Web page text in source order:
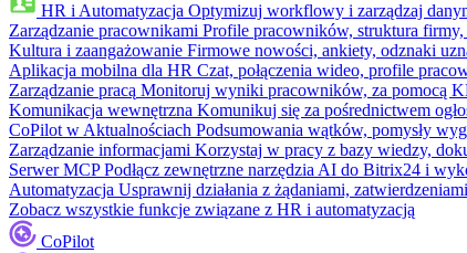
HR i Automatyzacja Optymizuj workflowy i zarządzaj
Zarządzanie pracownikami Profile pracowników, struktura
Kultura i zaangażowanie Firmowe nowości, ankiety, odznaki
Aplikacja mobilna dla HR Czat, połączenia wideo, profile
Zarządzanie pracą Monitoruj wyniki pracowników, za pomocą
Komunikacja wewnętrzna Komunikuj się za pośrednictwem
CoPilot w Aktualnościach Podsumowania wątków, pomysły
Zarządzanie informacjami Korzystaj w pracy z bazy wiedzy,
Serwer MCP Podłącz zewnętrzne narzędzia AI do Bitrix24 i
Automatyzacja Usprawnij działania z żądaniami,
Zobacz wszystkie funkcje związane z HR i automatyzacją
CoPilot